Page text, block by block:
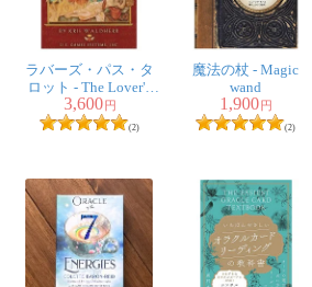
ラバーズ・パス・タ
ロット - The Lover's
Path Tarot
3,600 円
(2)
魔法の杖 - Magic
wand
1,900 円
(2)